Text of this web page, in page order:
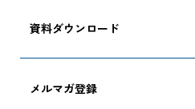
資料ダウンロード
メルマガ登録